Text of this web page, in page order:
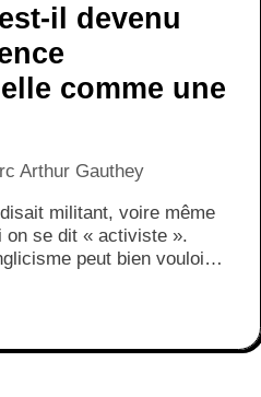
il devenu
comme une
Arthur Gauthey
militant, voire même
on se dit « activiste ».
peut bien vouloir
s'en réclament ? Dans ce
des usages et